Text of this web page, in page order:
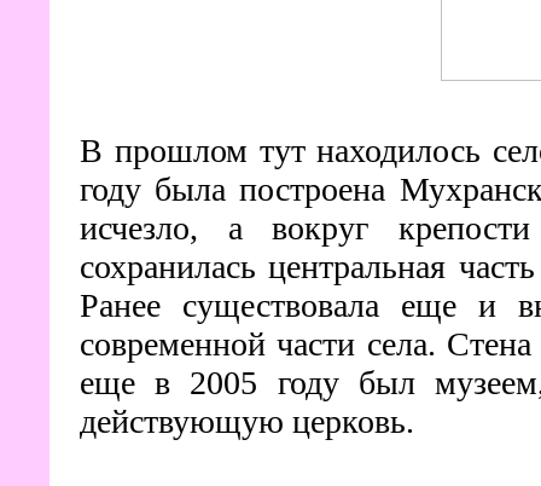
В прошлом тут находилось
году была построена
исчезло, а вокруг
сохранилась центральная
Ранее существовала еще и
современной части села.
еще в 2005 году был
действующую церковь.